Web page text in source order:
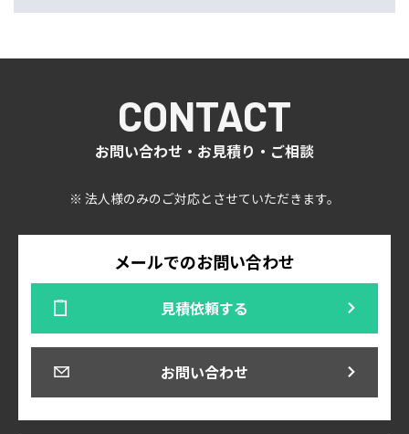
CONTACT
お問い合わせ・お見積り・ご相談
※ 法人様のみのご対応とさせていただきます。
メールでのお問い合わせ
見積依頼する
お問い合わせ